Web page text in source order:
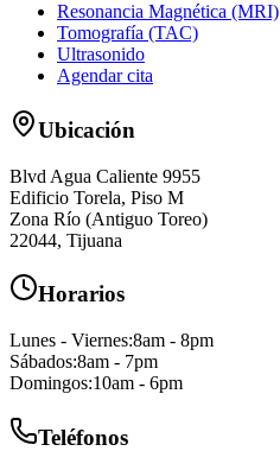
Resonancia Magnética (MRI)
Tomografía (TAC)
Ultrasonido
Agendar cita
Ubicación
Blvd Agua Caliente 9955
Edificio Torela, Piso M
Zona Río (Antiguo Toreo)
22044, Tijuana
Horarios
Lunes - Viernes:8am - 8pm
Sábados:8am - 7pm
Domingos:10am - 6pm
Teléfonos